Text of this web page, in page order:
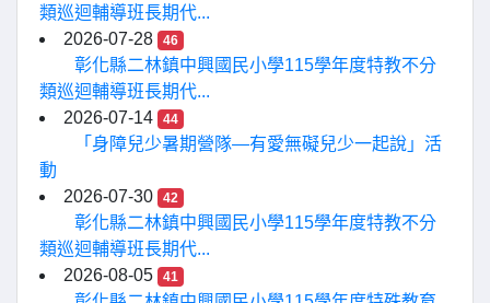
類巡迴輔導班長期代...
2026-07-28
46
彰化縣二林鎮中興國民小學115學年度特教不分
類巡迴輔導班長期代...
2026-07-14
44
「身障兒少暑期營隊—有愛無礙兒少一起說」活
動
2026-07-30
42
彰化縣二林鎮中興國民小學115學年度特教不分
類巡迴輔導班長期代...
2026-08-05
41